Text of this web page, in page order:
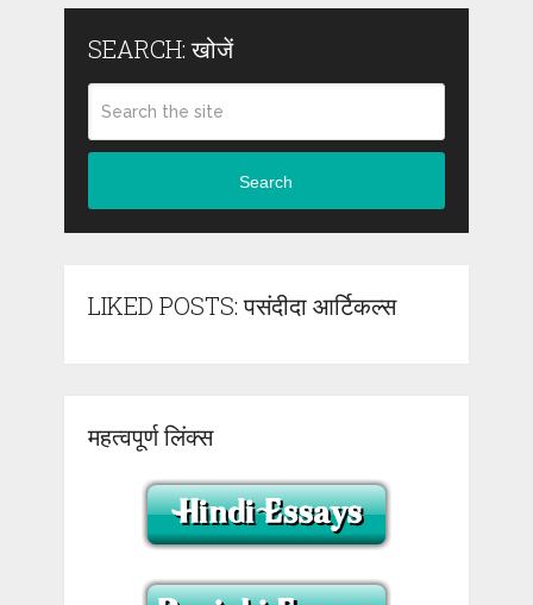
SEARCH: खोजें
Search
LIKED POSTS: पसंदीदा आर्टिकल्स
महत्वपूर्ण लिंक्स